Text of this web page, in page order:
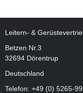
Leitern- &
Betzen Nr.3
32694 Dörentrup
Deutschland
Telefon: +49 (0) 5265-